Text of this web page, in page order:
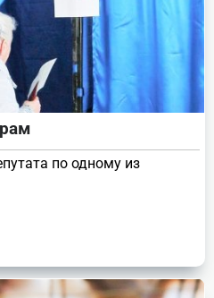
по одному из